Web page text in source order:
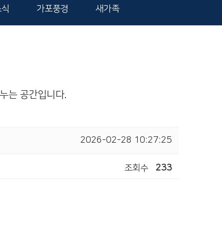
가포풍경 새가족
는 공간입니다.
2026-02-28 10:27:25
조회수 233